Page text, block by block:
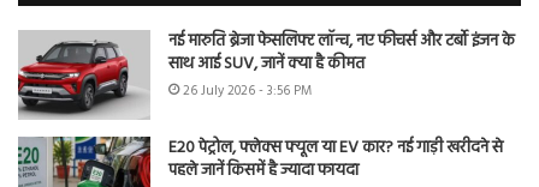
नई मारुति ब्रेजा फेसलिफ्ट लॉन्च, नए फीचर्स और टर्बो इंजन के
साथ आई SUV, जानें क्या है कीमत
26 July 2026 - 3:56 PM
E20 पेट्रोल, फ्लेक्स फ्यूल या EV कार? नई गाड़ी खरीदने से
पहले जानें किसमें है ज्यादा फायदा